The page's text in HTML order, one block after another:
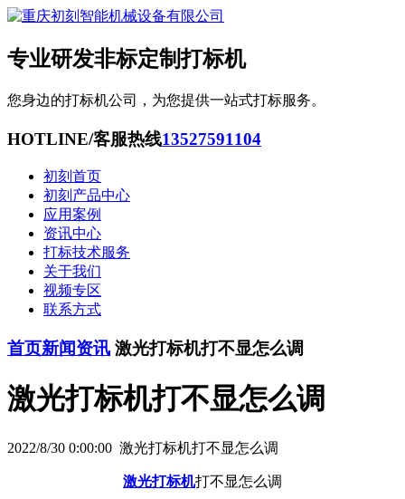
专业研发非标定制打标机
您身边的打标机公司，为您提供一站式打标服务。
HOTLINE/客服热线13527591104
初刻首页
初刻产品中心
应用案例
资讯中心
打标技术服务
关于我们
视频专区
联系方式
首页新闻资讯 激光打标机打不显怎么调
激光打标机打不显怎么调
2022/8/30 0:00:00 激光打标机打不显怎么调
激光打标机打不显怎么调